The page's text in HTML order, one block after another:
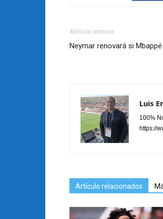
Artículo anterior
Neymar renovará si
Luis
100%
https://
Artículo relacionados